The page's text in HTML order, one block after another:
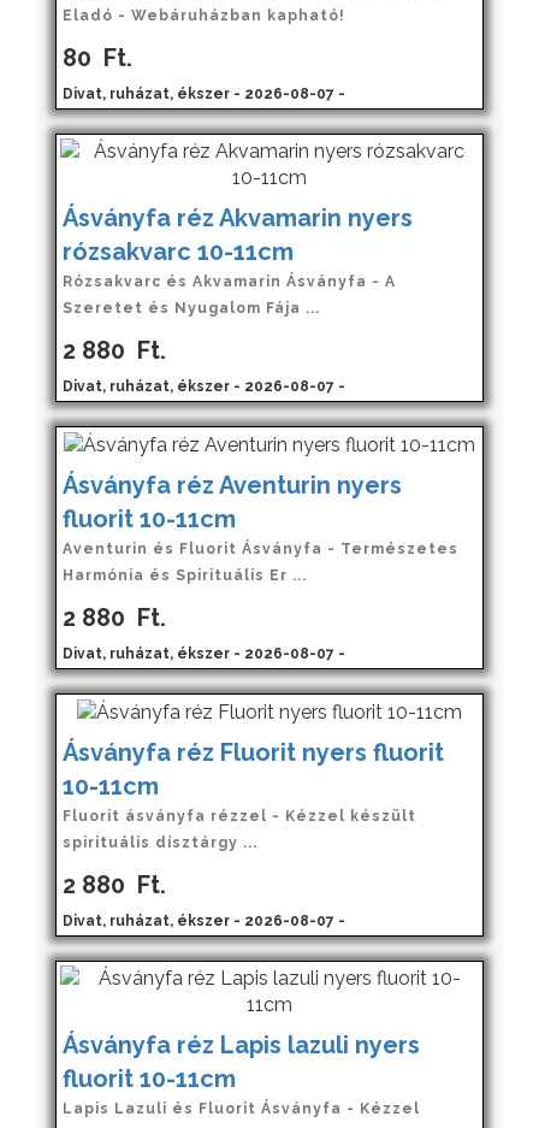
Eladó - Webáruházban kapható!
80 Ft.
Divat, ruházat, ékszer - 2026-08-07 -
Ásványfa réz Akvamarin nyers
rózsakvarc 10-11cm
Rózsakvarc és Akvamarin Ásványfa - A
Szeretet és Nyugalom Fája ...
2 880 Ft.
Divat, ruházat, ékszer - 2026-08-07 -
Ásványfa réz Aventurin nyers
fluorit 10-11cm
Aventurin és Fluorit Ásványfa - Természetes
Harmónia és Spirituális Er ...
2 880 Ft.
Divat, ruházat, ékszer - 2026-08-07 -
Ásványfa réz Fluorit nyers fluorit
10-11cm
Fluorit ásványfa rézzel - Kézzel készült
spirituális dísztárgy ...
2 880 Ft.
Divat, ruházat, ékszer - 2026-08-07 -
Ásványfa réz Lapis lazuli nyers
fluorit 10-11cm
Lapis Lazuli és Fluorit Ásványfa - Kézzel